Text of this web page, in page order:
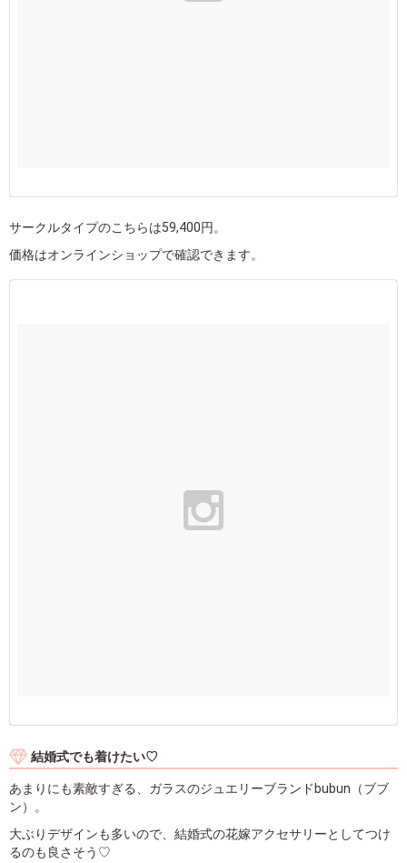
サークルタイプのこちらは59,400円。
価格はオンラインショップで確認できます。
結婚式でも着けたい♡
あまりにも素敵すぎる、ガラスのジュエリーブランドbubun（ブブ
ン）。
大ぶりデザインも多いので、結婚式の花嫁アクセサリーとしてつけ
るのも良さそう♡